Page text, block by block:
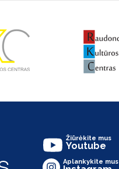
Žiūrėkite mus
Youtube
Aplankykite mus